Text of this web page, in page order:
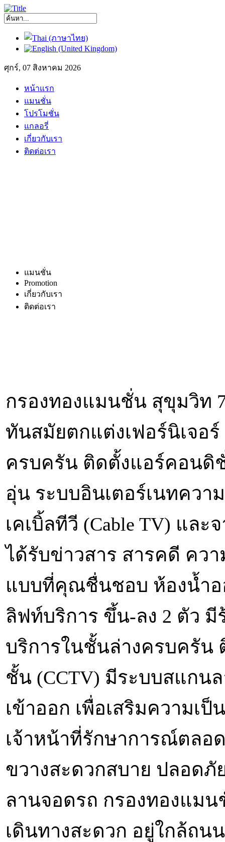
ศุกร์, 07 สิงหาคม 2026
หน้าแรก
แมนชั่น
โปรโมชั่น
แกลอรี่
เกี่ยวกับเรา
ติดต่อเรา
แมนชั่น
Promotion
เกี่ยวกับเรา
ติดต่อเรา
กรองทองแมนชั่น สุขุมวิท
ทันสมัยตกแต่งเฟอร์นิเจอ
ครบครัน ติดตั้งแอร์คอนดิ
อุ่น ระบบอินเตอร์เนทความ
เคเบิ้ลทีวี (Cable TV) แ
ได้รับข่าวสาร สารคดี คว
แบบที่คุณชื่นชอบ ห้องน้ำ
ลิฟท์บริการ ขึ้น-ลง 2 ตัว มี
บริการในชั้นล่างครบครัน
ชั้น (CCTV) มีระบบสแกนล
เข้าออก เพื่อเสริมความเ
เจ้าหน้าที่รักษาการณ์ตลอ
ขวางสะดวกสบาย ปลอดภั
ลานจอดรถ กรองทองแม
เดินทางสะดวก อยู่ใกล้ถน